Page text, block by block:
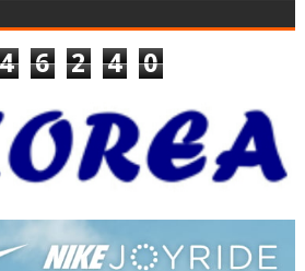
4 6 2 4 0